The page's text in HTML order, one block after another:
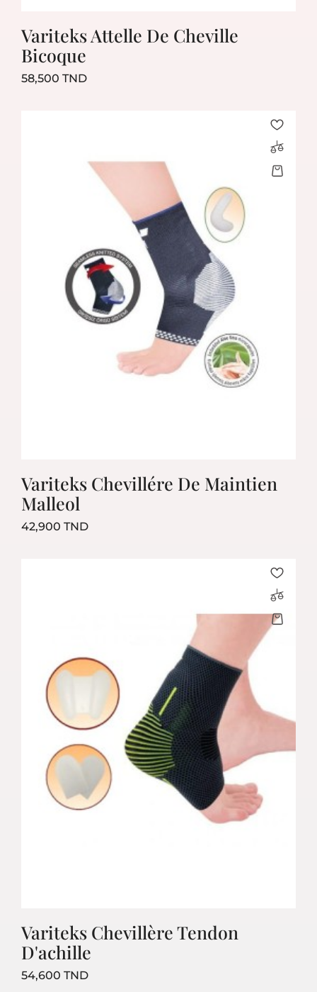
Variteks Attelle De Cheville
Bicoque
58,500 TNDPrix
Variteks Chevillére De Maintien
Malleol
42,900 TNDPrix
Variteks Chevillère Tendon
D'achille
54,600 TNDPrix